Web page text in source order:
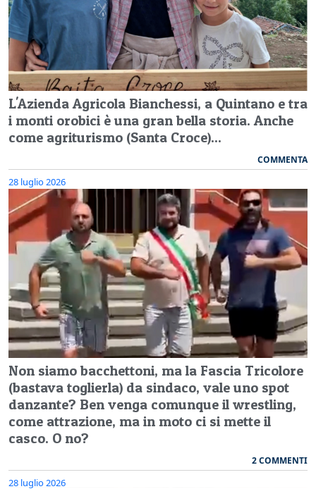
L'Azienda Agricola Bianchessi, a Quintano e tra
i monti orobici è una gran bella storia. Anche
come agriturismo (Santa Croce)...
COMMENTA
28 luglio 2026
Non siamo bacchettoni, ma la Fascia Tricolore
(bastava toglierla) da sindaco, vale uno spot
danzante? Ben venga comunque il wrestling,
come attrazione, ma in moto ci si mette il
casco. O no?
2 COMMENTI
28 luglio 2026